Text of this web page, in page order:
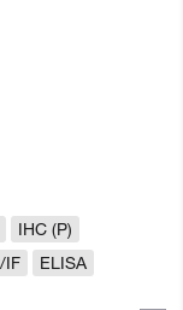
IHC (P)
IF
ELISA